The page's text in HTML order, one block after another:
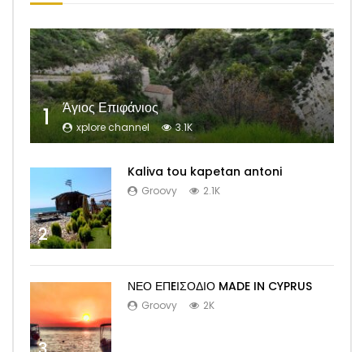
1 Άγιος Επιφάνιος
xplore channel 3.1K
2
Kaliva tou kapetan antoni
Groovy 2.1K
ΝΕΟ ΕΠEΙΣΟΔΙΟ MADE IN CYPRUS
Groovy 2K